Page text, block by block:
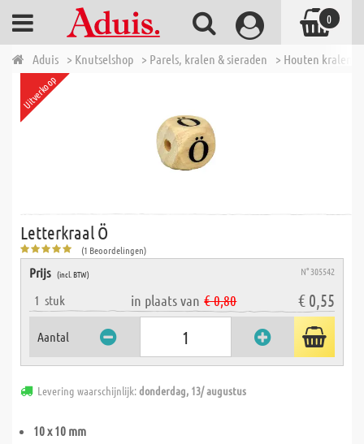
Aduis > Knutselshop > Parels, kralen & sieraden > Houten kralen
Uitverkoop
Letterkraal Ö
(1 Beoordelingen)
Prijs (incl. BTW) N° 305542
1 stuk in plaats van € 0,80 € 0,55
Aantal
Levering waarschijnlijk:donderdag, 13/ augustus
10 x 10 mm
0